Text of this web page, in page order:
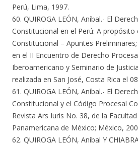
Perú, Lima, 1997.
60. QUIROGA LEÓN, Aníbal.- El
Constitucional en el Perú: A propósito
Constitucional – Apuntes
en el II Encuentro de Derecho
Iberoamericano y Seminario de
realizada en San José, Costa Rica el
61. QUIROGA LEÓN, Aníbal.- El
Constitucional y el Código Procesal
Revista Ars Iuris No. 38, de la
Panamericana de México; México,
62. QUIROGA LEÓN, Aníbal Y